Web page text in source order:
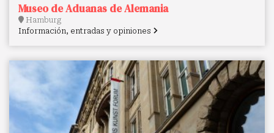
Museo de Aduanas de Alemania
Hamburg
Información, entradas y opiniones